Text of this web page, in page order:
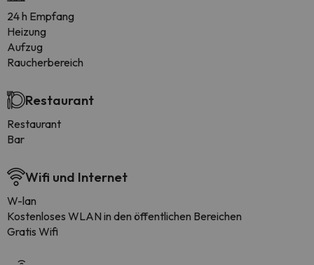
24 h Empfang
Heizung
Aufzug
Raucherbereich
Restaurant
Restaurant
Bar
Wifi und Internet
W-lan
Kostenloses WLAN in den öffentlichen Bereichen
Gratis Wifi